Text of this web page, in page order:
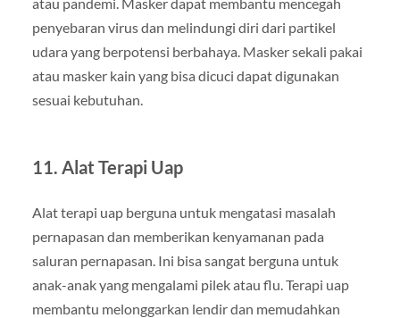
penyebaran virus dan melindungi diri dari partikel
udara yang berpotensi berbahaya. Masker sekali pakai
atau masker kain yang bisa dicuci dapat digunakan
sesuai kebutuhan.
11. Alat Terapi Uap
Alat terapi uap berguna untuk mengatasi masalah
pernapasan dan memberikan kenyamanan pada
saluran pernapasan. Ini bisa sangat berguna untuk
anak-anak yang mengalami pilek atau flu. Terapi uap
membantu melonggarkan lendir dan memudahkan